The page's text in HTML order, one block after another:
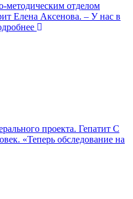
методическим отделом
Елена Аксенова. – У нас в
проекта. Гепатит С
«Теперь обследование на